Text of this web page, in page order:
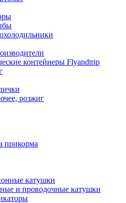
контейнеры Flyandtrip
розжиг
прикорма
катушки
и проводочные катушки